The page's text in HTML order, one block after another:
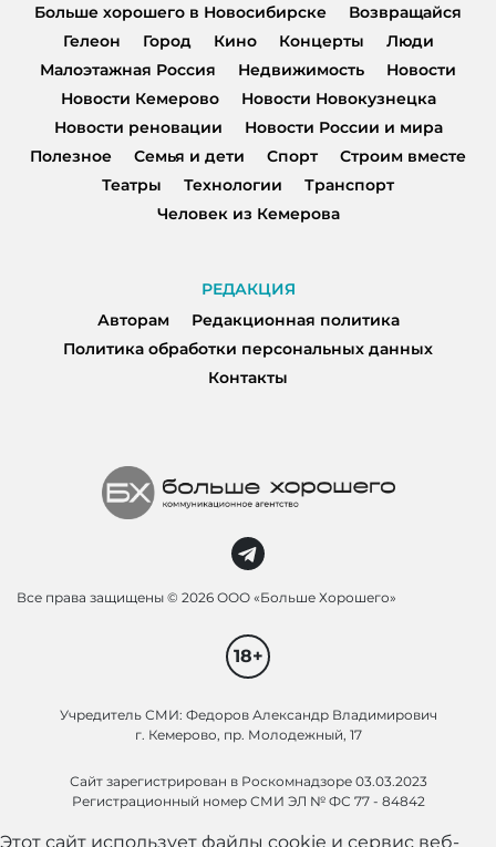
Больше хорошего в Новосибирске
Возвращайся
Гелеон
Город Кино Концерты
Люди
Малоэтажная Россия
Недвижимость
Новости
Новости Кемерово
Новости Новокузнецка
Новости реновации
Новости России и мира
Полезное
Семья и дети Спорт
Строим вместе
Театры
Технологии
Транспорт
Человек из Кемерова
РЕДАКЦИЯ
Авторам
Редакционная политика
Политика обработки персональных данных
Контакты
Все права защищены © 2026 ООО «Больше Хорошего»
18+
Учредитель СМИ: Федоров Александр Владимирович
г. Кемерово, пр. Молодежный, 17
Сайт зарегистрирован в Роскомнадзоре 03.03.2023
Регистрационный номер СМИ ЭЛ № ФС 77 - 84842
Этот сайт использует файлы cookie и сервис веб-